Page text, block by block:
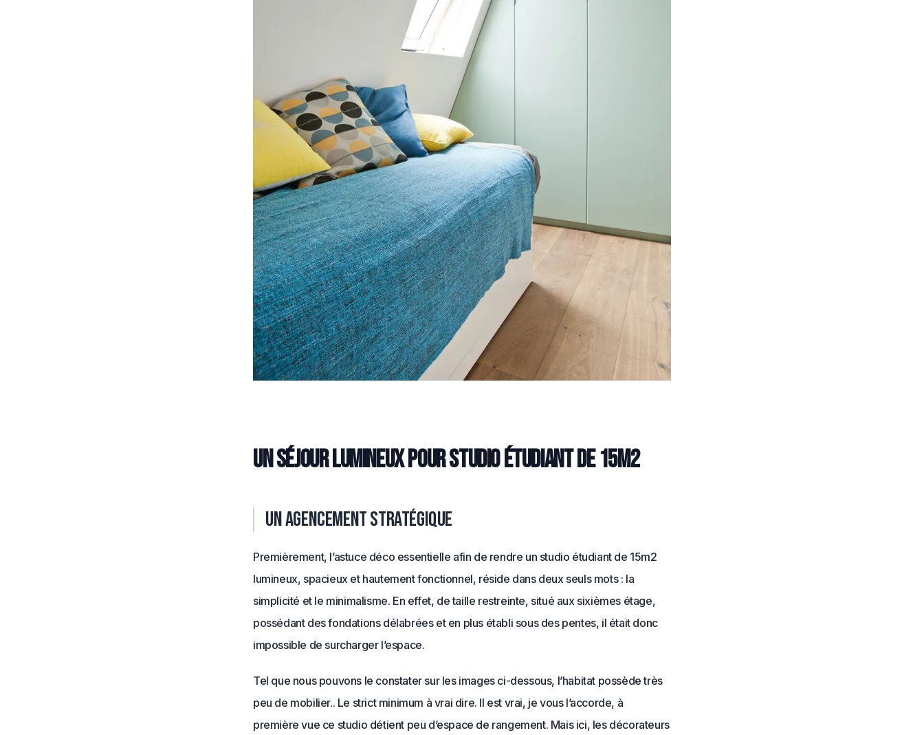
Un séjour lumineux pour studio étudiant de 15m2
Un agencement stratégique
Premièrement, l’astuce déco essentielle afin de rendre un studio étudiant de 15m2
lumineux, spacieux et hautement fonctionnel, réside dans deux seuls mots : la
simplicité et le minimalisme. En effet, de taille restreinte, situé aux sixièmes étage,
possédant des fondations délabrées et en plus établi sous des pentes, il était donc
impossible de surcharger l’espace.
Tel que nous pouvons le constater sur les images ci-dessous, l’habitat possède très
peu de mobilier.. Le strict minimum à vrai dire. Il est vrai, je vous l’accorde, à
première vue ce studio détient peu d’espace de rangement. Mais ici, les décorateurs